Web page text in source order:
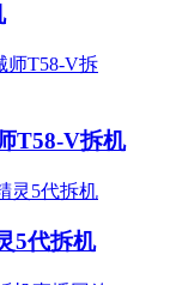
T58-V拆机
5代拆机